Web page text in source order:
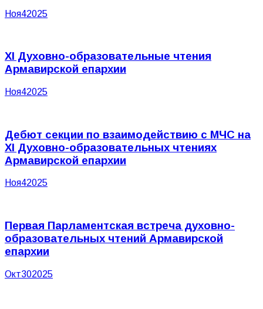
Ноя42025
XI Духовно-образовательные чтения
Армавирской епархии
Ноя42025
Дебют секции по взаимодействию с МЧС на
XI Духовно-образовательных чтениях
Армавирской епархии
Ноя42025
Первая Парламентская встреча духовно-
образовательных чтений Армавирской
епархии
Окт302025